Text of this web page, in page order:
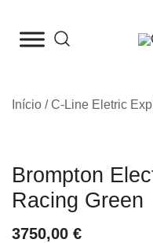
para
Início /C-Line Eletric
Brompton
Racing Green
3750,00 €